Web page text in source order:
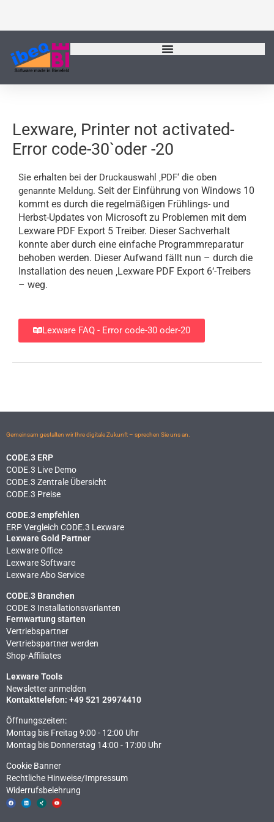
springen
Lexware, Printer not activated-
Error code-30`oder -20
Sie erhalten bei der Druckauswahl ‚PDF‘ die oben
genannte Meldung. Seit der Einführung von Windows 10
kommt es durch die regelmäßigen Frühlings- und
Herbst-Updates von Microsoft zu Problemen mit dem
Lexware PDF Export 5 Treiber. Dieser Sachverhalt
konnte aber durch eine einfache Programmreparatur
behoben werden. Dieser Aufwand fällt nun – durch die
Installation des neuen ‚Lexware PDF Export 6‘-Treibers
– weg.
Lexware FAQ - Error code-30 oder-20
Gemeinsam gestalten wir Ihre digitale Zukunft – sprechen Sie uns an.
CODE.3 ERP
CODE.3 Live Demo
CODE.3 Zentrale Übersicht
CODE.3 Preise
CODE.3 empfehlen
ERP Vergleich CODE.3 Lexware
Lexware Gold Partner
Lexware Office
Lexware Software
Lexware Abo Service
CODE.3 Branchen
CODE.3 Installationsvarianten
Fernwartung starten
Vertriebspartner
Vertriebspartner werden
Shop-Affiliates
Lexware Tools
Newsletter anmelden
Kontakttelefon: +49 521 29974410
Öffnungszeiten:
Montag bis Freitag 9:00 - 12:00 Uhr
Montag bis Donnerstag 14:00 - 17:00 Uhr
Cookie Banner
Rechtliche Hinweise​/Impressum
Widerrufsbelehrung
F
a
c
L
i
n
X
i
n
Y
o
u